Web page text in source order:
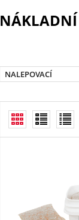
NÁKLADNÍ
NALEPOVACÍ